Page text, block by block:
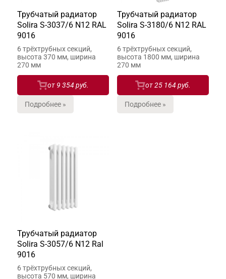
Трубчатый радиатор
Solira S-3037/6 N12 RAL
9016
6 трёхтрубных секций,
высота 370 мм, ширина
270 мм
от 9 354 руб.
Подробнее »
Трубчатый радиатор
Solira S-3180/6 N12 RAL
9016
6 трёхтрубных секций,
высота 1800 мм, ширина
270 мм
от25 164 руб.
Подробнее »
Трубчатый радиатор
Solira S-3057/6 N12 Ral
9016
6 трёхтрубных секций,
высота 570 мм, ширина